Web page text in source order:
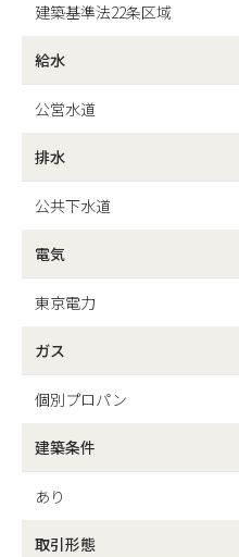
建築基準法22条区域
給水
公営水道
排水
公共下水道
電気
東京電力
ガス
個別プロパン
建築条件
あり
取引形態